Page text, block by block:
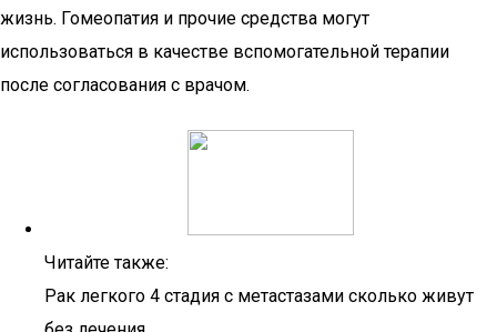
жизнь. Гомеопатия и прочие средства могут
использоваться в качестве вспомогательной терапии
после согласования с врачом.
Читайте также:
Рак легкого 4 стадия с метастазами сколько живут